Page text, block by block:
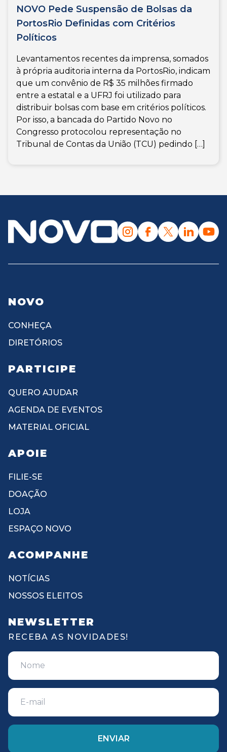
NOVO Pede Suspensão de Bolsas da
PortosRio Definidas com Critérios
Políticos
Levantamentos recentes da imprensa, somados
à própria auditoria interna da PortosRio, indicam
que um convênio de R$ 35 milhões firmado
entre a estatal e a UFRJ foi utilizado para
distribuir bolsas com base em critérios políticos.
Por isso, a bancada do Partido Novo no
Congresso protocolou representação no
Tribunal de Contas da União (TCU) pedindo […]
NOVO
CONHEÇA
DIRETÓRIOS
PARTICIPE
QUERO AJUDAR
AGENDA DE EVENTOS
MATERIAL OFICIAL
APOIE
FILIE-SE
DOAÇÃO
LOJA
ESPAÇO NOVO
ACOMPANHE
NOTÍCIAS
NOSSOS ELEITOS
NEWSLETTER
RECEBA AS NOVIDADES!